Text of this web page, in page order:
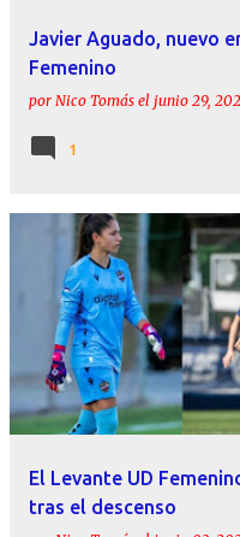
Javier Aguado, nuevo
Femenino
por Nico Tomás el junio 29,
1
El Levante UD
tras el descenso